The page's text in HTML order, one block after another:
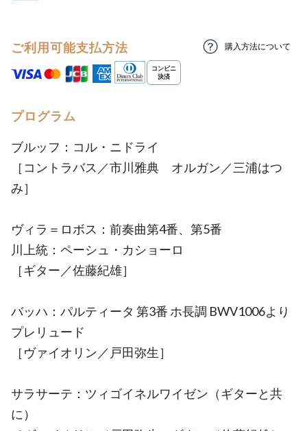
ご利用可能支払方法 購入方法について
プログラム
ブルッフ：コル・ニドライ
［コントラバス／市川雅典 オルガン／三浦はつ
み］
ヴィラ＝ロボス：前奏曲第4番、第5番
川上統：ペーシュ・カショーロ
［ギター／佐藤紀雄］
バッハ：パルティータ 第3番 ホ長調 BWV1006より
プレリュード
［ヴァイオリン／戸田弥生］
サラサーテ：ツィゴイネルワイゼン（ギターと共
に）